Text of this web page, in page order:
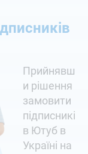
Прийнявш
и рішення
замовити
підписникі
в Ютуб в
Україні на